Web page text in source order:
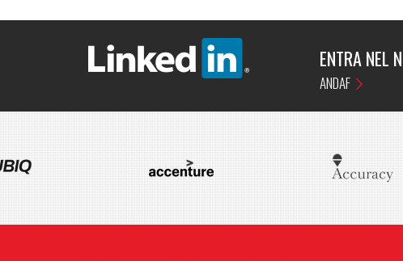
ENTRA NEL
ANDAF